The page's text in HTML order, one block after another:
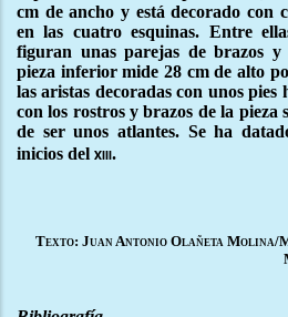
cm de ancho y está decorado con
en las cuatro esquinas. Entre
figuran unas parejas de brazos
pieza inferior mide 28 cm de alto
las aristas decoradas con unos pies
con los rostros y brazos de la pieza
de ser unos atlantes. Se ha
inicios del xiii.
Texto: Juan Antonio Olañeta